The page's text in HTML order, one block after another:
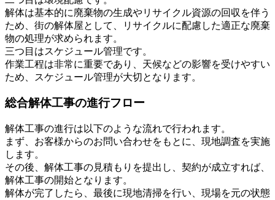
解体は基本的に廃棄物の生成やリサイクル資源の回収を伴う
ため、街の解体屋として、リサイクルに配慮した適正な廃棄
物の処理が求められます。
三つ目はスケジュール管理です。
作業工程は非常に重要であり、天候などの影響を受けやすい
ため、スケジュール管理が大切となります。
総合解体工事の進行フロー
解体工事の進行は以下のような流れで行われます。
まず、お客様からのお問い合わせをもとに、現地調査を実施
します。
その後、解体工事の見積もりを提出し、契約が成立すれば、
解体工事の開始となります。
解体が完了したら、最後に現地清掃を行い、現場を元の状態